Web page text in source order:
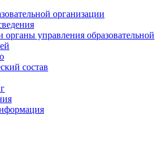
организации
органы управления образовательной
состав